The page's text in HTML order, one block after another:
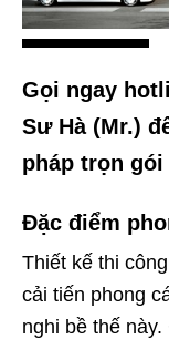
Gọi ngay
Sư Hà (Mr.)
pháp trọn gói
Đặc điểm
Thiết kế thi
cải tiến phong
nghi bề thế